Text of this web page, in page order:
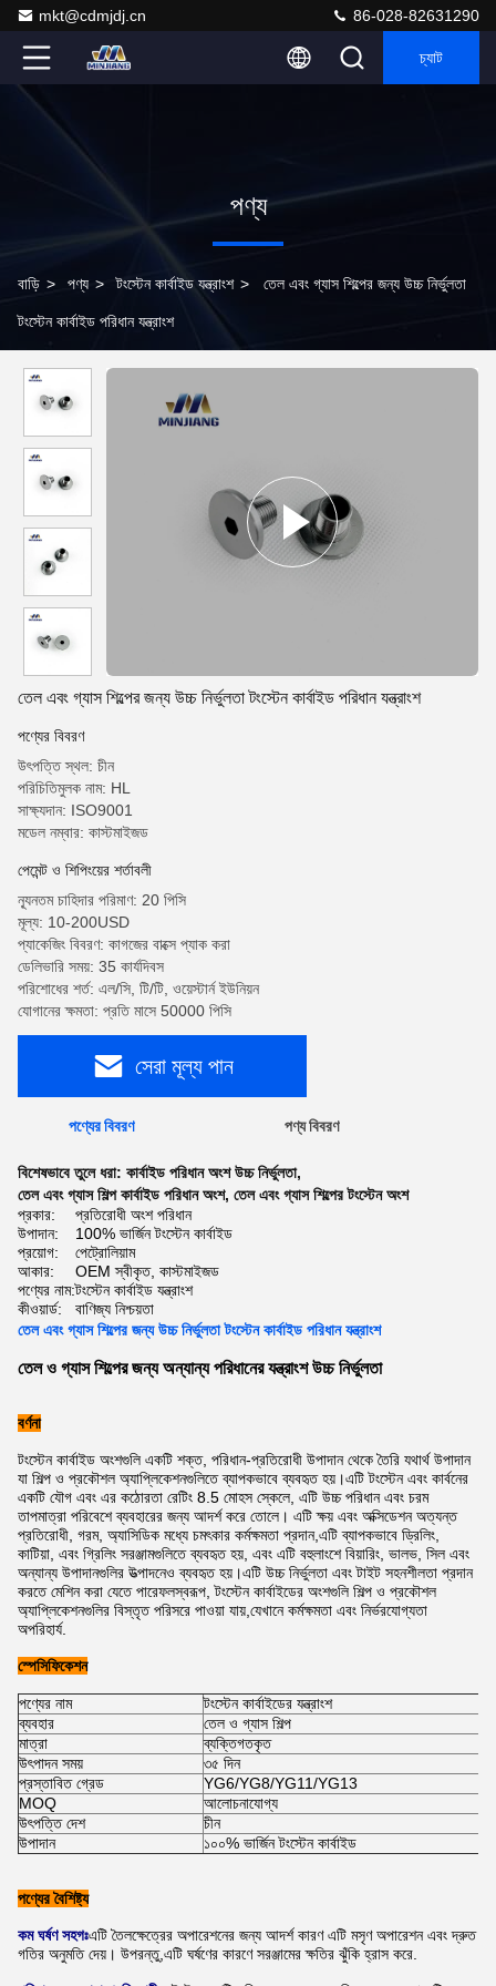
mkt@cdmjdj.cn 86-028-82631290
চ্যাট
পণ্য
বাড়ি > পণ্য > টংস্টেন কার্বাইড যন্ত্রাংশ > তেল এবং গ্যাস শিল্পের জন্য উচ্চ নির্ভুলতা
টংস্টেন কার্বাইড পরিধান যন্ত্রাংশ
তেল এবং গ্যাস শিল্পের জন্য উচ্চ নির্ভুলতা টংস্টেন কার্বাইড পরিধান যন্ত্রাংশ
পণ্যের বিবরণ
উৎপত্তি স্থল: চীন
পরিচিতিমুলক নাম: HL
সাক্ষ্যদান: ISO9001
মডেল নম্বার: কাস্টমাইজড
পেমেন্ট ও শিপিংয়ের শর্তাবলী
ন্যূনতম চাহিদার পরিমাণ: 20 পিসি
মূল্য: 10-200USD
প্যাকেজিং বিবরণ: কাগজের বাক্সে প্যাক করা
ডেলিভারি সময়: 35 কার্যদিবস
পরিশোধের শর্ত: এল/সি, টি/টি, ওয়েস্টার্ন ইউনিয়ন
যোগানের ক্ষমতা: প্রতি মাসে 50000 পিসি
সেরা মূল্য পান
পণ্যের বিবরণ পণ্য বিবরণ
বিশেষভাবে তুলে ধরা: কার্বাইড পরিধান অংশ উচ্চ নির্ভুলতা,
তেল এবং গ্যাস শিল্প কার্বাইড পরিধান অংশ, তেল এবং গ্যাস শিল্পের টংস্টেন অংশ
প্রকার:
প্রতিরোধী অংশ পরিধান
উপাদান:
100% ভার্জিন টংস্টেন কার্বাইড
প্রয়োগ:
পেট্রোলিয়াম
আকার:
OEM স্বীকৃত, কাস্টমাইজড
পণ্যের নাম:টংস্টেন কার্বাইড যন্ত্রাংশ
কীওয়ার্ড:
বাণিজ্য নিশ্চয়তা
তেল এবং গ্যাস শিল্পের জন্য উচ্চ নির্ভুলতা টংস্টেন কার্বাইড পরিধান যন্ত্রাংশ
তেল ও গ্যাস শিল্পের জন্য অন্যান্য পরিধানের যন্ত্রাংশ উচ্চ নির্ভুলতা
বর্ণনা
টংস্টেন কার্বাইড অংশগুলি একটি শক্ত, পরিধান-প্রতিরোধী উপাদান থেকে তৈরি যথার্থ উপাদান
যা শিল্প ও প্রকৌশল অ্যাপ্লিকেশনগুলিতে ব্যাপকভাবে ব্যবহৃত হয়।এটি টংস্টেন এবং কার্বনের
একটি যৌগ এবং এর কঠোরতা রেটিং 8.5 মোহস স্কেলে, এটি উচ্চ পরিধান এবং চরম
তাপমাত্রা পরিবেশে ব্যবহারের জন্য আদর্শ করে তোলে। এটি ক্ষয় এবং অক্সিডেশন অত্যন্ত
প্রতিরোধী, গরম, অ্যাসিডিক মধ্যে চমৎকার কর্মক্ষমতা প্রদান,এটি ব্যাপকভাবে ড্রিলিং,
কাটিয়া, এবং গ্রিলিং সরঞ্জামগুলিতে ব্যবহৃত হয়, এবং এটি বহুলাংশে বিয়ারিং, ভালভ, সিল এবং
অন্যান্য উপাদানগুলির উত্পাদনেও ব্যবহৃত হয়।এটি উচ্চ নির্ভুলতা এবং টাইট সহনশীলতা প্রদান
করতে মেশিন করা যেতে পারেফলস্বরূপ, টংস্টেন কার্বাইডের অংশগুলি শিল্প ও প্রকৌশল
অ্যাপ্লিকেশনগুলির বিস্তৃত পরিসরে পাওয়া যায়,যেখানে কর্মক্ষমতা এবং নির্ভরযোগ্যতা
অপরিহার্য.
স্পেসিফিকেশন
পণ্যের নাম
টংস্টেন কার্বাইডের যন্ত্রাংশ
ব্যবহার
তেল ও গ্যাস শিল্প
মাত্রা
ব্যক্তিগতকৃত
উৎপাদন সময়
৩৫ দিন
প্রস্তাবিত গ্রেড
YG6/YG8/YG11/YG13
MOQ
আলোচনাযোগ্য
উৎপত্তি দেশ
চীন
উপাদান
১০০% ভার্জিন টংস্টেন কার্বাইড
পণ্যের বৈশিষ্ট্য
কম ঘর্ষণ সহগঃএটি তৈলক্ষেত্রের অপারেশনের জন্য আদর্শ কারণ এটি মসৃণ অপারেশন এবং দ্রুত
গতির অনুমতি দেয়। উপরন্তু,এটি ঘর্ষণের কারণে সরঞ্জামের ক্ষতির ঝুঁকি হ্রাস করে.